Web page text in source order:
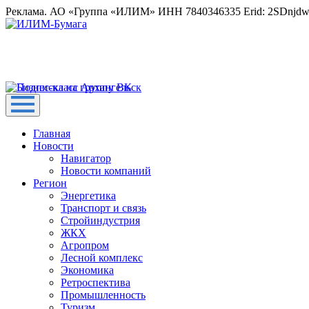
Реклама. АО «Группа «ИЛИМ» ИНН 7840346335 Erid:
Главная
Новости
Навигатор
Новости компаний
Регион
Энергетика
Транспорт и связь
Стройиндустрия
ЖКХ
Агропром
Лесной комплекс
Экономика
Ретроспектива
Промышленность